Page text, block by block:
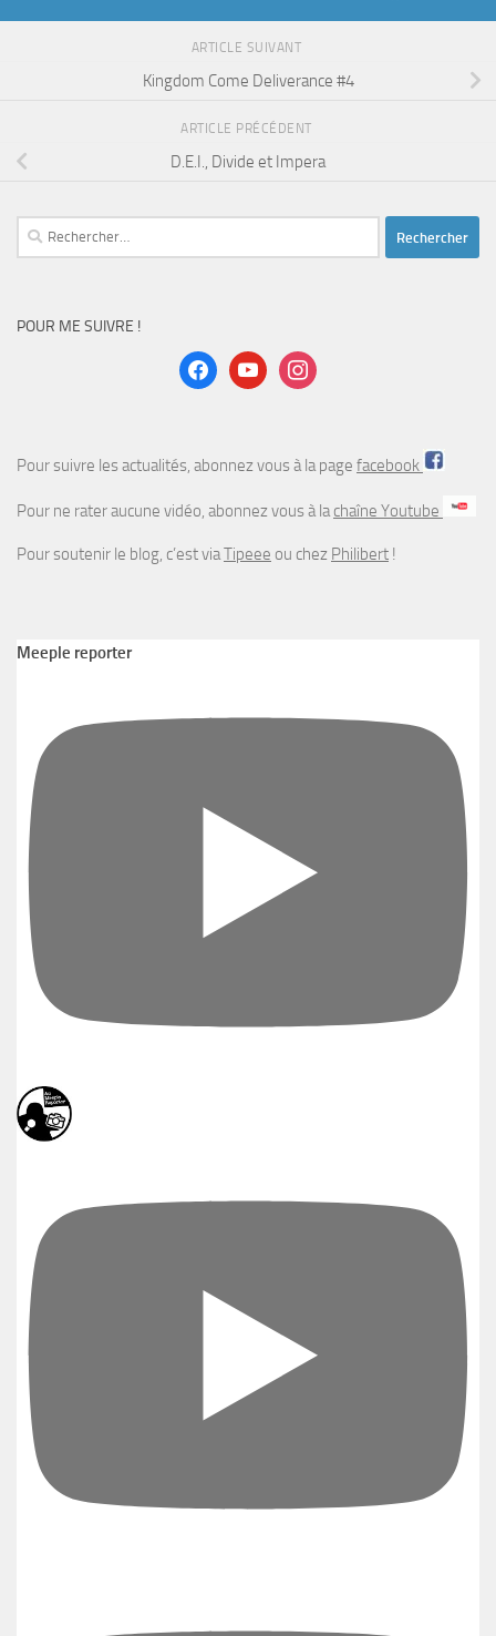
ARTICLE SUIVANT
Kingdom Come Deliverance #4
ARTICLE PRÉCÉDENT
D.E.I., Divide et Impera
Rechercher :
POUR ME SUIVRE !
facebookyoutubeinstagram
Pour suivre les actualités, abonnez vous à la page facebook
Pour ne rater aucune vidéo, abonnez vous à lachaîne Youtube
Pour soutenir le blog, c’est viaTipeee ou chez Philibert !
Meeple reporter